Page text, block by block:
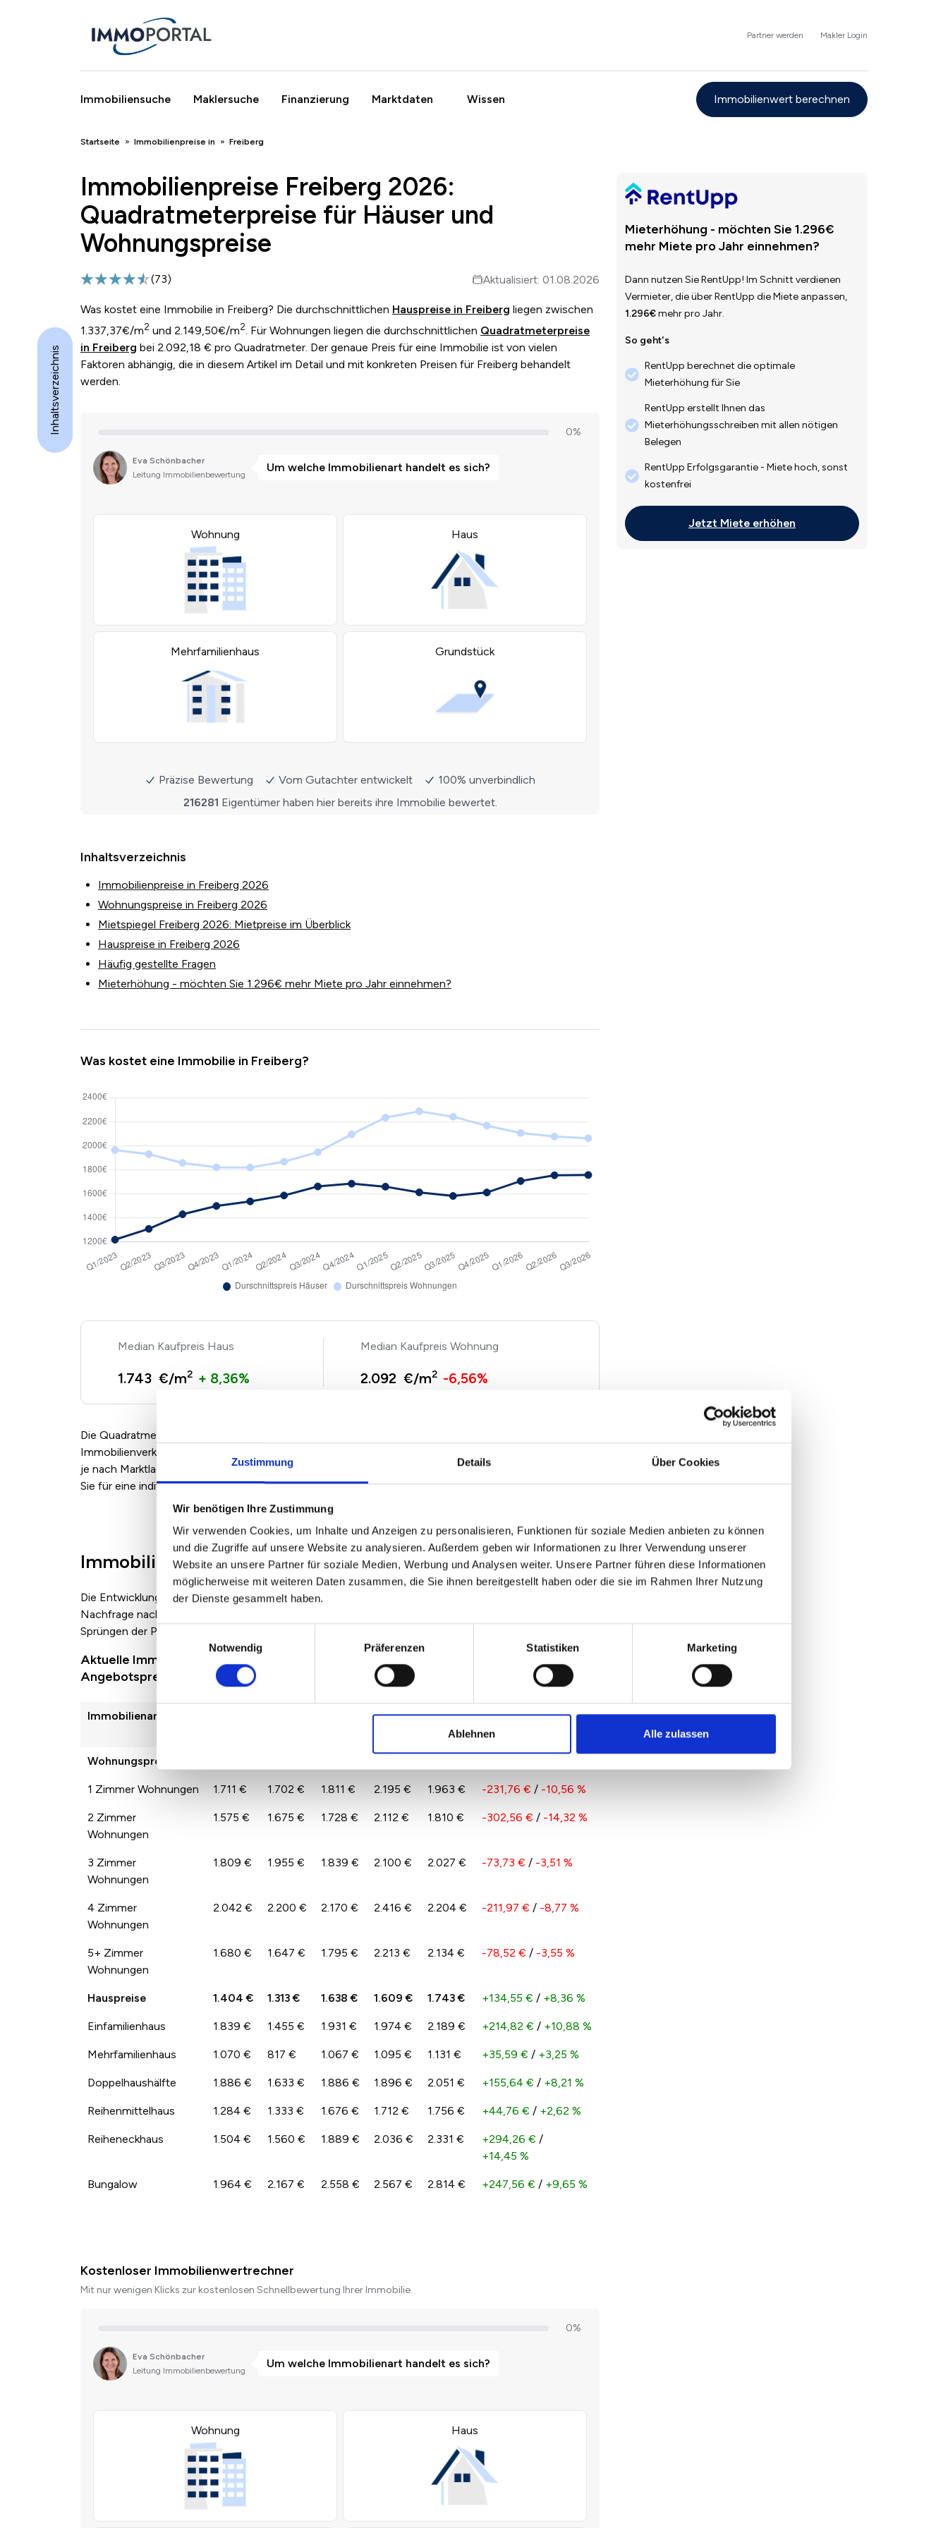
Zustimmung Details Über Cookies
Wir benötigen Ihre Zustimmung
Wir verwenden Cookies, um Inhalte und Anzeigen zu personalisieren, Funktionen für soziale Medien anbieten zu können
und die Zugriffe auf unsere Website zu analysieren. Außerdem geben wir Informationen zu Ihrer Verwendung unserer
Website an unsere Partner für soziale Medien, Werbung und Analysen weiter. Unsere Partner führen diese Informationen
möglicherweise mit weiteren Daten zusammen, die Sie ihnen bereitgestellt haben oder die sie im Rahmen Ihrer Nutzung
der Dienste gesammelt haben.
Einwilligungsauswahl
Notwendig
Präferenzen Statistiken Marketing
Ablehnen Alle zulassen
Partner werden Makler Login
Immobiliensuche Maklersuche Finanzierung Marktdaten Wissen Immobilienwert berechnen
Breadcrumb
Startseite Immobilienpreise in Freiberg
Immobilienpreise Freiberg 2026:
Quadratmeterpreise für Häuser und
Wohnungspreise
(73) Aktualisiert: 01.08.2026
Was kostet eine Immobilie in Freiberg? Die durchschnittlichen Hauspreise in Freiberg liegen zwischen
1.337,37€/m2 und 2.149,50€/m2. Für Wohnungen liegen die durchschnittlichen Quadratmeterpreise
in Freiberg bei 2.092,18 € pro Quadratmeter. Der genaue Preis für eine Immobilie ist von vielen
Faktoren abhängig, die in diesem Artikel im Detail und mit konkreten Preisen für Freiberg behandelt
werden.
Inhaltsverzeichnis
Immobilienpreise in Freiberg 2026
Wohnungspreise in Freiberg 2026
Mietspiegel Freiberg 2026: Mietpreise im Überblick
Hauspreise in Freiberg 2026
Häufig gestellte Fragen
Mieterhöhung - möchten Sie 1.296€ mehr Miete pro Jahr einnehmen?
Was kostet eine Immobilie in Freiberg?
Kaufpreis Haus
1.743 €/m2 + 8,36%
Kaufpreis Wohnung
2.092 €/m2 -6,56%
Die Quadratmeterpreise für Eigentumswohnungen und Häuser basieren auf Angebotspreisen der von
Immobilienverkäufern und Maklern angebotenen Immobilien. Echte Verkaufspreise in Freiberg können
je nach Marktlage, Zustand und Ausstattung entsprechend nach oben und unten abweichen. Nutzen
Sie für eine individuelle Bewertung einfach unserenImmobilienwertrechner für Freiberg.
Immobilienpreise in Freiberg 2026
Die Entwicklung der Immobilienpreise zwischen 2022 und 2026 spiegelt das Angebot und die
Nachfrage nach den jeweiligen Immobilienarten in Freiberg wider. Hierdurch kann es auch zu größeren
Sprüngen der Preise von Jahr zu Jahr kommen.
Aktuelle Immobilienpreise in Freiberg pro qm im Vergleich zu 2025 nach
Angebotspreisen
Immobilienart 2025 2026
Veränderung zum
Vorjahr
Wohnungspreise
1 Zimmer Wohnungen 1.711 € 1.702 € 1.811 € 2.195 € 1.963 € -231,76 € / -10,56 %
2 Zimmer
Wohnungen
1.575 € 1.675 € 1.728 € 2.112 € 1.810 € -302,56 € / -14,32 %
3 Zimmer
Wohnungen
1.809 € 1.955 € 1.839 € 2.100 € 2.027 € -73,73 € / -3,51 %
4 Zimmer
Wohnungen
2.042 € 2.200 € 2.170 € 2.416 € 2.204 € -211,97 € / -8,77 %
5+ Zimmer
Wohnungen
1.680 € 1.647 € 1.795 € 2.213 € 2.134 € -78,52 € / -3,55 %
Hauspreise 1.404 € 1.313 € 1.638 € 1.609 € 1.743 € +134,55 € / +8,36 %
Einfamilienhaus 1.839 € 1.455 € 1.931 € 1.974 € 2.189 € +214,82 € / +10,88 %
Mehrfamilienhaus 1.070 € 817 € 1.067 € 1.095 € 1.131 € +35,59 € / +3,25 %
Doppelhaushälfte 1.886 € 1.633 € 1.886 € 1.896 € 2.051 € +155,64 € / +8,21 %
Reihenmittelhaus 1.284 € 1.333 € 1.676 € 1.712 € 1.756 € +44,76 € / +2,62 %
Reiheneckhaus 1.504 € 1.560 € 1.889 € 2.036 € 2.331 € +294,26 € /
+14,45 %
Bungalow 1.964 € 2.167 € 2.558 € 2.567 € 2.814 € +247,56 € / +9,65 %
Kostenloser Immobilienwertrechner
Mit nur wenigen Klicks zur kostenlosen Schnellbewertung Ihrer Immobilie.
Mieterhöhung - möchten Sie 1.296€
mehr Miete pro Jahr einnehmen?
Dann nutzen Sie RentUpp! Im Schnitt verdienen
Vermieter, die über RentUpp die Miete anpassen,
1.296€mehr pro Jahr.
So geht's
RentUpp berechnet die optimale
Mieterhöhung für Sie
RentUpp erstellt Ihnen das
Mieterhöhungsschreiben mit allen nötigen
Belegen
RentUpp Erfolgsgarantie - Miete hoch, sonst
kostenfrei
Jetzt Miete erhöhen
Inhaltsverzeichnis